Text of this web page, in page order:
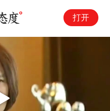
打开
Play